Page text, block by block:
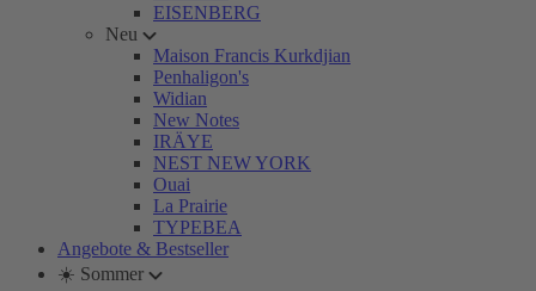
EISENBERG
Neu
Maison Francis Kurkdjian
Penhaligon's
Widian
New Notes
IRÄYE
NEST NEW YORK
Ouai
La Prairie
TYPEBEA
Angebote & Bestseller
☀️ Sommer